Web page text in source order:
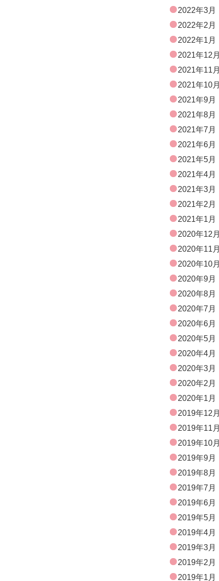
2022年3月
2022年2月
2022年1月
2021年12月
2021年11月
2021年10月
2021年9月
2021年8月
2021年7月
2021年6月
2021年5月
2021年4月
2021年3月
2021年2月
2021年1月
2020年12月
2020年11月
2020年10月
2020年9月
2020年8月
2020年7月
2020年6月
2020年5月
2020年4月
2020年3月
2020年2月
2020年1月
2019年12月
2019年11月
2019年10月
2019年9月
2019年8月
2019年7月
2019年6月
2019年5月
2019年4月
2019年3月
2019年2月
2019年1月